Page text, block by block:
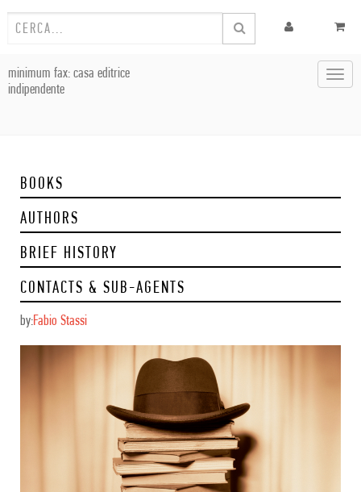
minimum fax: casa editrice
indipendente
BOOKS
AUTHORS
BRIEF HISTORY
CONTACTS & SUB-AGENTS
by:Fabio Stassi